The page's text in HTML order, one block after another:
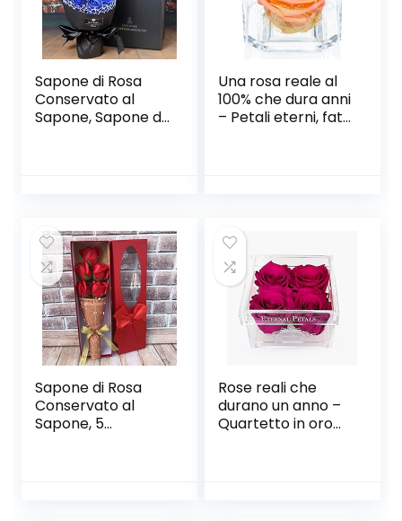
Sapone di Rosa
Conservato al
Sapone, Sapone di
Primo
Anniversario/Com
pleanno/Matrimon
io/San Valentino,B
Una rosa reale al
100% che dura anni
– Petali eterni, fatti
Sapone di Rosa
Conservato al
Sapone, 5
Rose reali che
durano un anno –
Quartetto in oro